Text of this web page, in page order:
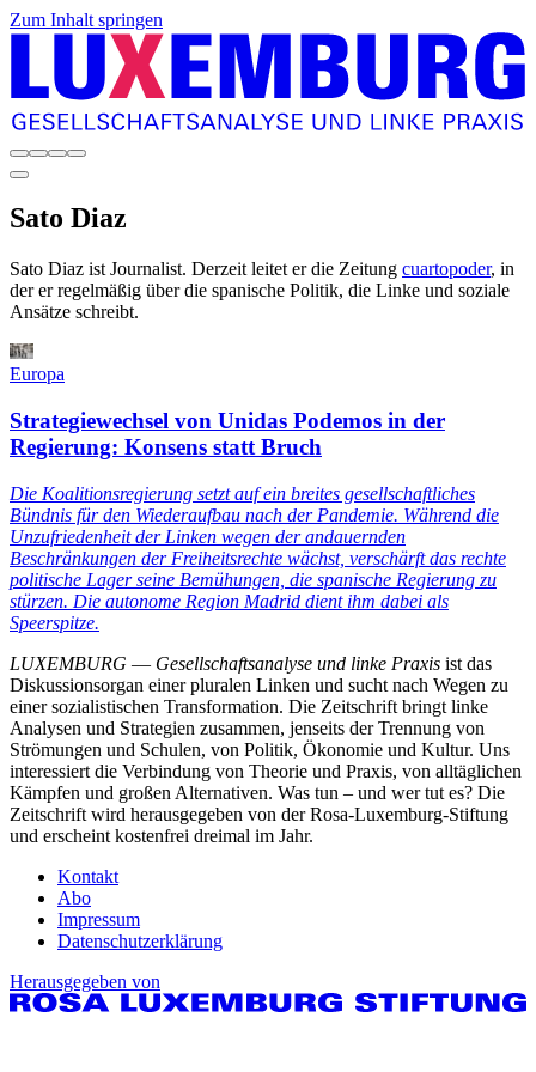
Zum Inhalt springen
Sato Diaz
Sato Diaz ist Journalist. Derzeit leitet er die Zeitung cuartopoder, in
der er regelmäßig über die spanische Politik, die Linke und soziale
Ansätze schreibt.
Europa
Strategiewechsel von Unidas Podemos in der
Regierung: Konsens statt Bruch
Die Koalitionsregierung setzt auf ein breites gesellschaftliches
Bündnis für den Wiederaufbau nach der Pandemie. Während die
Unzufriedenheit der Linken wegen der andauernden
Beschränkungen der Freiheitsrechte wächst, verschärft das rechte
politische Lager seine Bemühungen, die spanische Regierung zu
stürzen. Die autonome Region Madrid dient ihm dabei als
Speerspitze.
LUXEMBURG — Gesellschaftsanalyse und linke Praxis ist das
Diskussionsorgan einer pluralen Linken und sucht nach Wegen zu
einer sozialistischen Transformation. Die Zeitschrift bringt linke
Analysen und Strategien zusammen, jenseits der Trennung von
Strömungen und Schulen, von Politik, Ökonomie und Kultur. Uns
interessiert die Verbindung von Theorie und Praxis, von alltäglichen
Kämpfen und großen Alternativen. Was tun – und wer tut es? Die
Zeitschrift wird herausgegeben von der Rosa-Luxemburg-Stiftung
und erscheint kostenfrei dreimal im Jahr.
Kontakt
Abo
Impressum
Datenschutzerklärung
Herausgegeben von